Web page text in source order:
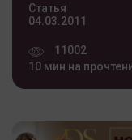
Статья
04.03.2011
11002
10 мин на